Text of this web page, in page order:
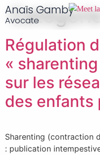
Anaïs Gamby
Avocate
Régulation
«
sur les
des enfants
Sharenting (contraction
: publication